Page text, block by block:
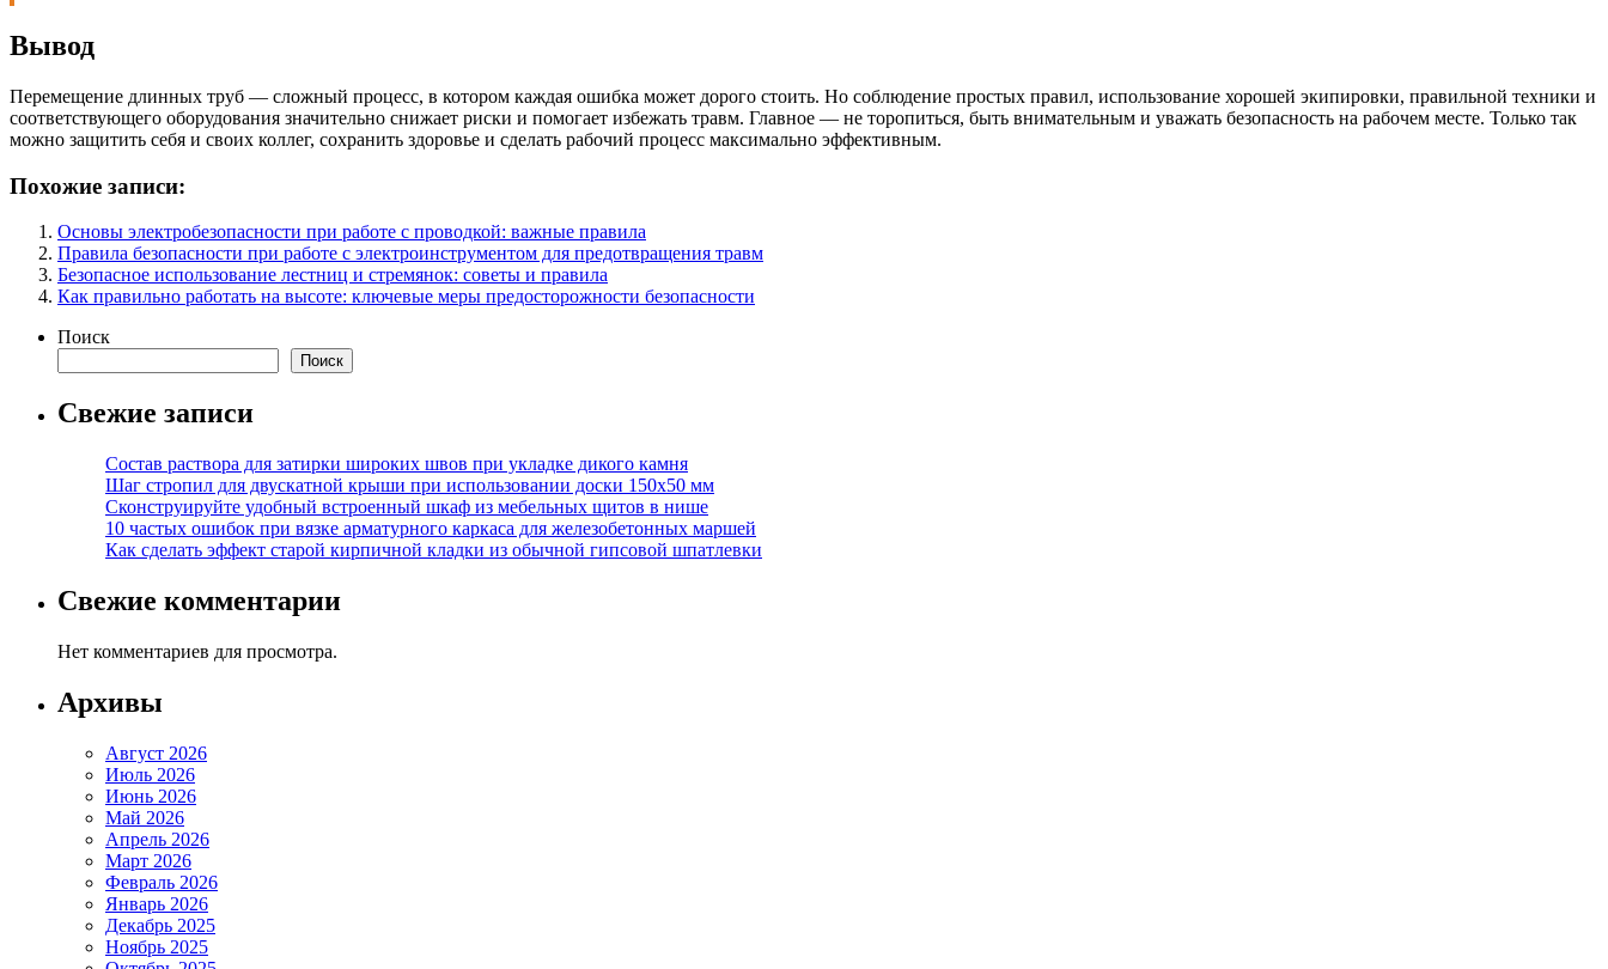
Вывод
Перемещение длинных труб — сложный процесс, в котором каждая ошибка может дорого стоить. Но соблюдение простых правил, использование хорошей экипировки, правильной техники и
соответствующего оборудования значительно снижает риски и помогает избежать травм. Главное — не торопиться, быть внимательным и уважать безопасность на рабочем месте. Только так
можно защитить себя и своих коллег, сохранить здоровье и сделать рабочий процесс максимально эффективным.
Похожие записи:
Основы электробезопасности при работе с проводкой: важные правила
Правила безопасности при работе с электроинструментом для предотвращения травм
Безопасное использование лестниц и стремянок: советы и правила
Как правильно работать на высоте: ключевые меры предосторожности безопасности
Поиск
Поиск
Свежие записи
Состав раствора для затирки широких швов при укладке дикого камня
Шаг стропил для двускатной крыши при использовании доски 150х50 мм
Сконструируйте удобный встроенный шкаф из мебельных щитов в нише
10 частых ошибок при вязке арматурного каркаса для железобетонных маршей
Как сделать эффект старой кирпичной кладки из обычной гипсовой шпатлевки
Свежие комментарии
Нет комментариев для просмотра.
Архивы
Август 2026
Июль 2026
Июнь 2026
Май 2026
Апрель 2026
Март 2026
Февраль 2026
Январь 2026
Декабрь 2025
Ноябрь 2025